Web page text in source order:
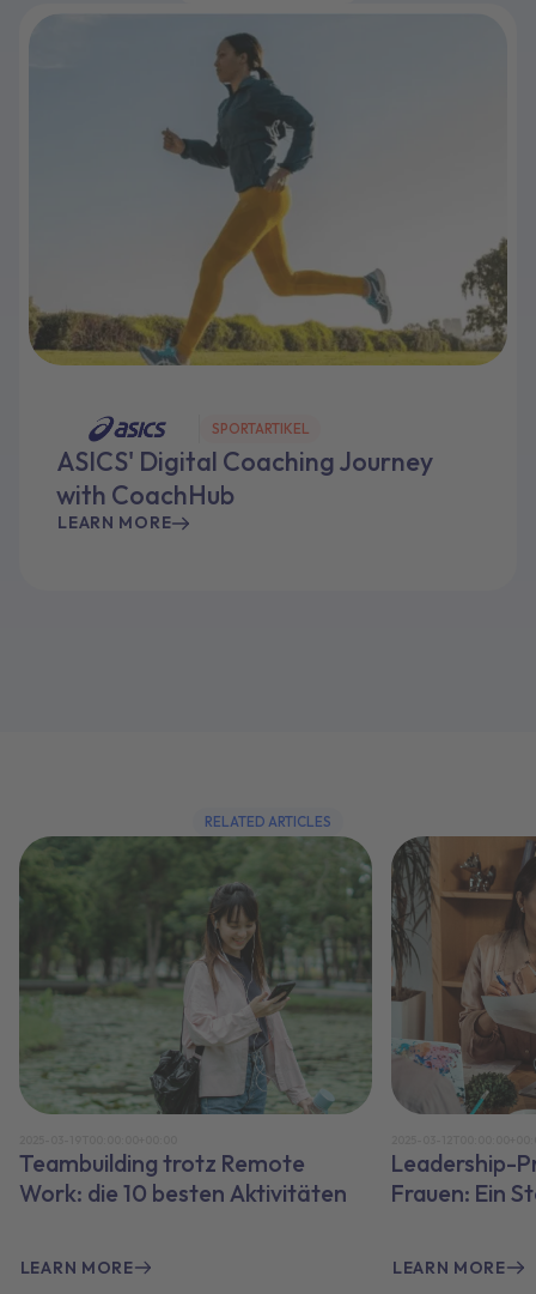
SPORTARTIKEL
ASICS' Digital Coaching Journey
with CoachHub
LEARN MORE
RELATED ARTICLES
Teambuilding trotz Remote
Work: die 10 besten Aktivitäten
LEARN MORE
Leadership-
Frauen: Ein
LEARN MORE